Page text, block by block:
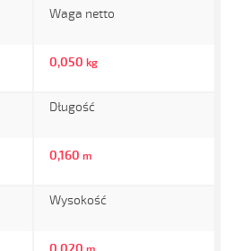
Waga netto
0,050 kg
Długość
0,160 m
Wysokość